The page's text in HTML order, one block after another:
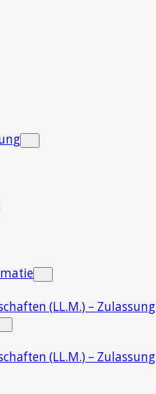
(LL.M.) – Zulassung
(LL.M.) – Zulassung